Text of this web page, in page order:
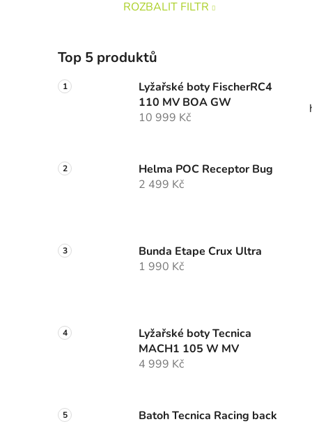
ROZBALIT FILTR
Top 5 produktů
Lyžařské boty FischerRC4
110 MV BOA GW
10 999 Kč
Helma POC Receptor Bug
2 499 Kč
Bunda Etape Crux Ultra
1 990 Kč
Lyžařské boty Tecnica
MACH1 105 W MV
4 999 Kč
Batoh Tecnica Racing back